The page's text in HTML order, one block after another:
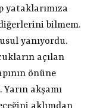
yataklarımıza
bilmem.
yanıyordu.
açılan
önüne
akşamı